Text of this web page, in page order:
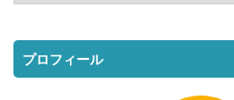
プロフィール